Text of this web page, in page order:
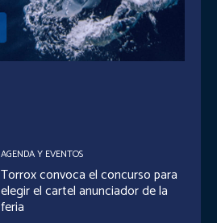
AGENDA Y EVENTOS
Torrox convoca el concurso para
elegir el cartel anunciador de la
feria